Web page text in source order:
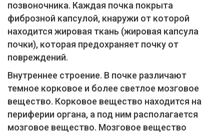
позвоночника. Каждая почка покрыта
фиброзной капсулой, кнаружи от которой
находится жировая ткань (жировая капсула
почки), которая предохраняет почку от
повреждений.
Внутреннее строение. В почке различают
темное корковое и более светлое мозговое
вещество. Корковое вещество находится на
периферии органа, а под ним располагается
мозговое вещество. Мозговое вещество